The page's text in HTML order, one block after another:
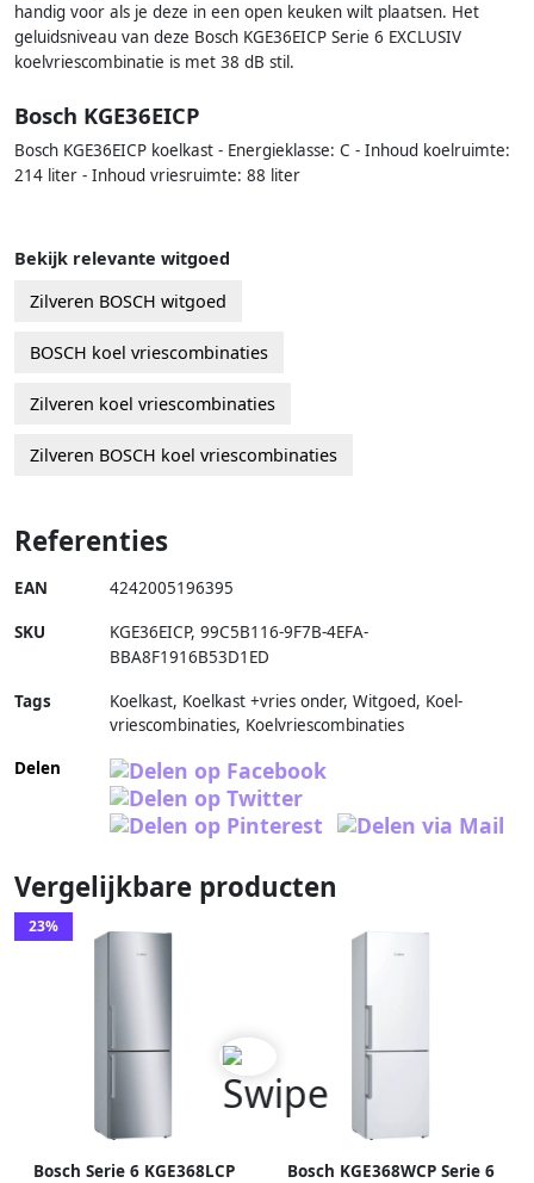
handig voor als je deze in een open keuken wilt plaatsen. Het
geluidsniveau van deze Bosch KGE36EICP Serie 6 EXCLUSIV
koelvriescombinatie is met 38 dB stil.
Bosch KGE36EICP
Bosch KGE36EICP koelkast - Energieklasse: C - Inhoud koelruimte:
214 liter - Inhoud vriesruimte: 88 liter
Bekijk relevante witgoed
Zilveren BOSCH witgoed
BOSCH koel vriescombinaties
Zilveren koel vriescombinaties
Zilveren BOSCH koel vriescombinaties
Referenties
EAN 4242005196395
SKU KGE36EICP, 99C5B116-9F7B-4EFA-
BBA8F1916B53D1ED
Tags
Koelkast, Koelkast +vries onder, Witgoed, Koel-
vriescombinaties, Koelvriescombinaties
Delen
Vergelijkbare producten
23%
Bosch Serie 6 KGE368LCP
Bosch KGE368WCP Serie 6